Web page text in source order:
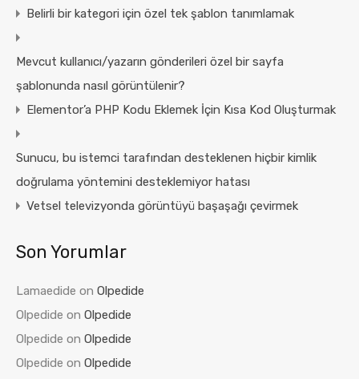
Belirli bir kategori için özel tek şablon tanımlamak
Mevcut kullanıcı/yazarın gönderileri özel bir sayfa
şablonunda nasıl görüntülenir?
Elementor’a PHP Kodu Eklemek İçin Kısa Kod Oluşturmak
Sunucu, bu istemci tarafından desteklenen hiçbir kimlik
doğrulama yöntemini desteklemiyor hatası
Vetsel televizyonda görüntüyü başaşağı çevirmek
Son Yorumlar
Lamaedide on Olpedide
Olpedide on Olpedide
Olpedide on Olpedide
Olpedide on Olpedide